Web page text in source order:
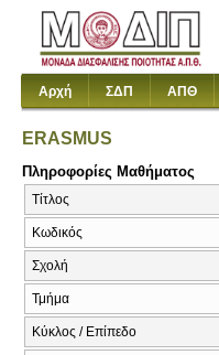
Αρχή ΣΔΠ ΑΠΘ
ERASMUS
Πληροφορίες Μαθήματος
Τίτλος
Κωδικός
Σχολή
Τμήμα
Κύκλος / Επίπεδο